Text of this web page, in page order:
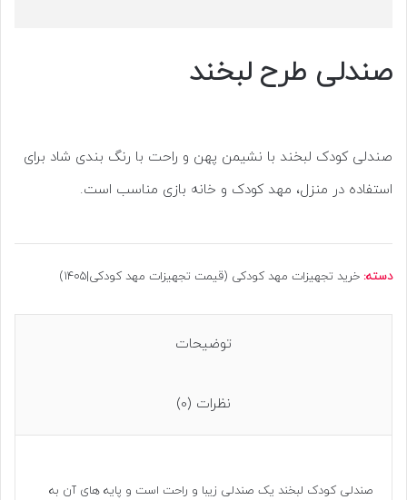
صندلی طرح لبخند
صندلی کودک لبخند با نشیمن پهن و راحت با رنگ بندی شاد برای
استفاده در منزل، مهد کودک و خانه بازی مناسب است.
دسته: خرید تجهیزات مهد کودکی (قیمت تجهیزات مهد کودکی|1405)
توضیحات
نظرات (0)
صندلی کودک لبخند یک صندلی زیبا و راحت است و پایه های آن به